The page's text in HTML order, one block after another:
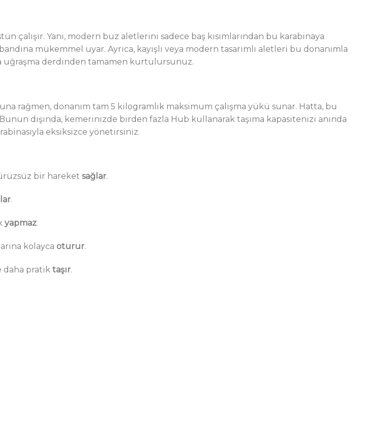
çalışır. Yani, modern buz aletlerini sadece baş kısımlarından bu karabinaya
mükemmel uyar. Ayrıca, kayışlı veya modern tasarımlı aletleri bu donanımla
uğraşma derdinden tamamen kurtulursunuz.
rağmen, donanım tam 5 kilogramlık maksimum çalışma yükü sunar. Hatta, bu
dışında, kemerinizde birden fazla Hub kullanarak taşıma kapasitenizi anında
eksiksizce yönetirsiniz.
bir hareket sağlar.
.
yapmaz.
kolayca oturur.
daha pratik taşır.